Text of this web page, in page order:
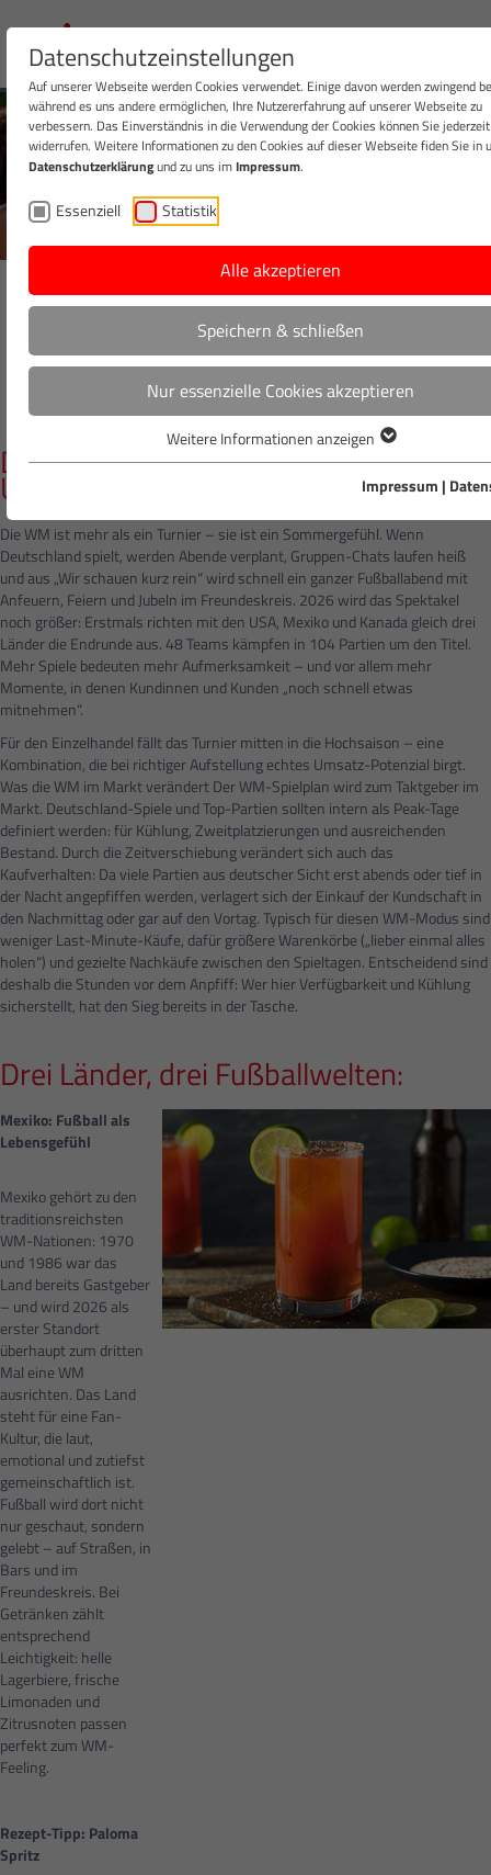
SOMMER, FUSSBALL, VOLLE
MÄRKTE
27.05.2026
GESETZESÄNDERUNGEN
KUNDENPORTRAIT
MARKTENTWICKLUNG
NACHHALTIGKEIT
REZEPTE
TRENDS
ÜBER DIE FÜR SIE
WARENKUNDE
Die Weltmeisterschaft als
Umsatzchance
Die WM ist mehr als ein Turnier – sie ist ein Sommergefühl. Wenn
Deutschland spielt, werden Abende verplant, Gruppen-Chats laufen heiß
und aus „Wir schauen kurz rein“ wird schnell ein ganzer Fußballabend mit
Anfeuern, Feiern und Jubeln im Freundeskreis. 2026 wird das Spektakel
noch größer: Erstmals richten mit den USA, Mexiko und Kanada gleich drei
Länder die Endrunde aus. 48 Teams kämpfen in 104 Partien um den Titel.
Mehr Spiele bedeuten mehr Aufmerksamkeit – und vor allem mehr
Momente, in denen Kundinnen und Kunden „noch schnell etwas
mitnehmen“.
Für den Einzelhandel fällt das Turnier mitten in die Hochsaison – eine
Kombination, die bei richtiger Aufstellung echtes Umsatz-Potenzial birgt.
Was die WM im Markt verändert Der WM-Spielplan wird zum Taktgeber im
Markt. Deutschland-Spiele und Top-Partien sollten intern als Peak-Tage
definiert werden: für Kühlung, Zweitplatzierungen und ausreichenden
Bestand. Durch die Zeitverschiebung verändert sich auch das
Kaufverhalten: Da viele Partien aus deutscher Sicht erst abends oder tief in
der Nacht angepfiffen werden, verlagert sich der Einkauf der Kundschaft in
den Nachmittag oder gar auf den Vortag. Typisch für diesen WM-Modus sind
weniger Last-Minute-Käufe, dafür größere Warenkörbe („lieber einmal alles
holen“) und gezielte Nachkäufe zwischen den Spieltagen. Entscheidend sind
deshalb die Stunden vor dem Anpfiff: Wer hier Verfügbarkeit und Kühlung
sicherstellt, hat den Sieg bereits in der Tasche.
Drei Länder, drei Fußballwelten:
Mexiko: Fußball als
Lebensgefühl
Mexiko gehört zu den
traditionsreichsten
WM-Nationen: 1970
und 1986 war das
Land bereits Gastgeber
– und wird 2026 als
erster Standort
überhaupt zum dritten
Mal eine WM
ausrichten. Das Land
steht für eine Fan-
Kultur, die laut,
emotional und zutiefst
gemeinschaftlich ist.
Fußball wird dort nicht
nur geschaut, sondern
gelebt – auf Straßen, in
Bars und im
Freundeskreis. Bei
Getränken zählt
entsprechend
Leichtigkeit: helle
Lagerbiere, frische
Limonaden und
Zitrusnoten passen
perfekt zum WM-
Feeling.
Rezept-Tipp: Paloma
Spritz
Datenschutzeinstellungen
Auf unserer Webseite werden Cookies verwendet. Einige davon werden zwingend
während es uns andere ermöglichen, Ihre Nutzererfahrung auf unserer Webseite zu
verbessern. Das Einverständnis in die Verwendung der Cookies können Sie jederzeit
widerrufen. Weitere Informationen zu den Cookies auf dieser Webseite fiden Sie in
Datenschutzerklärungund zu uns im Impressum.
Essenziell Statistik
Alle akzeptieren
Speichern & schließen
Nur essenzielle Cookies akzeptieren
Weitere Informationen anzeigen
Impressum |